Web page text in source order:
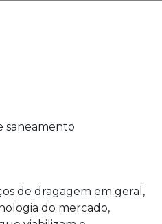
saneamento
de dragagem em geral,
do mercado,